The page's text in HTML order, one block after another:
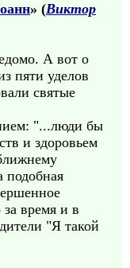
» (Виктор
А вот о
пяти уделов
святые
"...люди бы
и здоровьем
подобная
время и в
"Я такой